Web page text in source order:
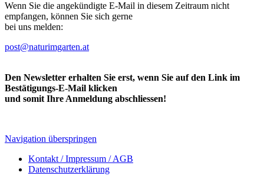
Wenn Sie die angekündigte E-Mail in diesem Zeitraum nicht
empfangen, können Sie sich gerne
bei uns melden:
post@naturimgarten.at
Den Newsletter erhalten Sie erst, wenn Sie auf den Link im
Bestätigungs-E-Mail klicken
und somit Ihre Anmeldung abschliessen!
Navigation überspringen
Kontakt / Impressum / AGB
Datenschutzerklärung